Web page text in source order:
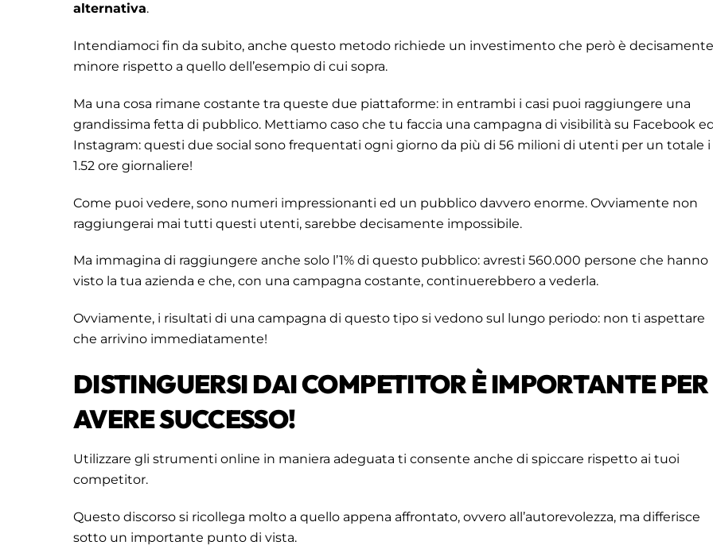
alternativa.
Intendiamoci fin da subito, anche questo metodo richiede un investimento che però è decisamente
minore rispetto a quello dell’esempio di cui sopra.
Ma una cosa rimane costante tra queste due piattaforme: in entrambi i casi puoi raggiungere una
grandissima fetta di pubblico. Mettiamo caso che tu faccia una campagna di visibilità su Facebook
Instagram: questi due social sono frequentati ogni giorno da più di 56 milioni di utenti per un totale i
1.52 ore giornaliere!
Come puoi vedere, sono numeri impressionanti ed un pubblico davvero enorme. Ovviamente non
raggiungerai mai tutti questi utenti, sarebbe decisamente impossibile.
Ma immagina di raggiungere anche solo l’1% di questo pubblico: avresti 560.000 persone che hanno
visto la tua azienda e che, con una campagna costante, continuerebbero a vederla.
Ovviamente, i risultati di una campagna di questo tipo si vedono sul lungo periodo: non ti aspettare
che arrivino immediatamente!
DISTINGUERSI DAI COMPETITOR È IMPORTANTE PER
AVERE SUCCESSO!
Utilizzare gli strumenti online in maniera adeguata ti consente anche di spiccare rispetto ai tuoi
competitor.
Questo discorso si ricollega molto a quello appena affrontato, ovvero all’autorevolezza, ma differisce
sotto un importante punto di vista.